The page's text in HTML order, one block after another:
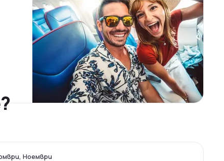
Ноември